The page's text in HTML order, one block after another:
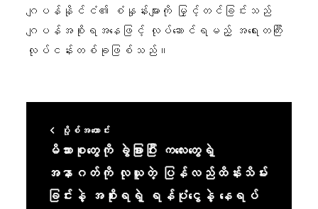
ဂျပန်နိုင်ငံ၏ စံနှုန်းများကို မြှင့်တင်ခြင်းသည်
ဂျပန်အစိုးရအနေဖြင့် လုပ်ဆောင်ရမည့် အရေးတကြီး
လုပ်ငန်းတစ်ခုဖြစ်သည်။
ပို့စ်အဟောင်း
မိသားစုတွေကို ခွဲခြားပြီး ကလေးတွေရဲ့
အနာဂတ်ကို လုယူတဲ့ ပြန်လည်ထိန်းသိမ်း
ခြင်းနဲ့ အစိုးရရဲ့ ရန်ပုံငွေနဲ့ နေရပ်